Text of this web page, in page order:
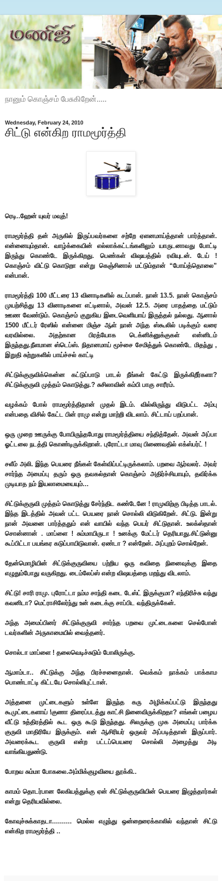
நானும் கொஞ்சம் பேசுகிறேன்.....
Wednesday, February 24, 2010
சிட்டு என்கிற ராமமூர்த்தி
ரெடி..ஹேன் யுவர் மவுத்!
ராமமூர்த்தி தன் அருகில் இருப்பவர்களை சற்றே ஏளனமாய்த்தான் பார்த்தான்.
என்னையும்தான். வாழ்க்கையின் எல்லாக்கட்டங்களிலும் யாருடனாவது போட்டி
இருந்து கொண்டே இருக்கிறது. பெண்கள் விஷயத்தில் ரவியுடன். டேய் !
கொஞ்சம் விட்டு கொடுறா என்று கெஞ்சினால் மட்டும்தான் “போய்த்தொலை”
என்பான்.
ராமமூர்த்தி 100 மீட்டரை 13 வினாடிகளில் கடப்பான். நான் 13.5. நான் கொஞ்சம்
முயற்சித்து 13 வினாடிகளை எட்டினால், அவன் 12.5. அரை பாதத்தை மட்டும்
ஊண வேண்டும். கொஞ்சம் குறுகிய இடைவெளியாய் இருத்தல் நல்லது. ஆனால்
1500 மீட்டர் ரேஸில் என்னை மிஞ்ச ஆள் நான் அந்த ஸ்கூலில் படிக்கும் வரை
வரவில்லை. அதற்கான பிரத்யோக டெக்னிக்னுக்குகள் என்னிடம்
இருந்தது.நீளமான ஸ்டெப்ஸ். நிதானமாய் மூச்சை சேமித்துக் கொண்டே மிதந்து ,
இறுதி சுற்றுகளில் பாய்ச்சல் காட்டி
சிட்டுக்குருவிக்கென்ன கட்டுப்பாடு பாடல் நீங்கள் கேட்டு இருக்கிறீர்களா?
சிட்டுக்குருவி முத்தம் கொடுத்து.? சுசிலாவின் கம்பி பாகு சாரீரம்.
வழக்கம் போல் ராமமூர்த்திதான் முதல் இடம். வில்லிருந்து விடுபட்ட அம்பு
என்பதை விசில் கேட்ட பின் ராமு என்று மாற்றி விடலாம். சிட்டாய் பறப்பான்.
ஒரு முறை ஊருக்கு போயிருந்தபோது ராமமூர்த்தியை சந்தித்தேன். அவன் அப்பா
ஓட்டலை நடத்தி கொண்டிருக்கிறான். புரோட்டா மாவு பிணைவதில் எக்ஸ்பர்ட் !
சலீம் அலி. இந்த பெயரை நீங்கள் கேள்விப்பட்டிருக்கலாம். பறவை ஆர்வலர். அவர்
சார்ந்த அமைப்பு தரும் ஒரு தவகல்தான் கொஞ்சம் அதிர்ச்சியாயும், தவிர்க்க
முடியாத நம் இயலாமையையும்...
சிட்டுக்குருவி முத்தம் கொடுத்து சேர்ந்திட கண்டேனே ! ராமுவிற்கு பிடித்த பாடல்.
இந்த இடத்தில் அவன் பட்ட பெயரை நான் சொல்லி விடுகிறேன். சிட்டு. இன்று
நான் அவனை பார்த்ததும் என் வாயில் வந்த பெயர் சிட்டுதான். உலக்ஸ்தான்
சொன்னான் . மாப்ளை ! சும்மாயிருடா ! உனக்கு மேட்டர் தெரியாது.சிட்டுன்னு
கூப்பிட்டா பயங்கர கடுப்பாயிடுவான். ஏண்டா ? என்றேன். அப்புறம் சொல்றேன்.
தேன்மொழியின் சிட்டுக்குருவியை பற்றிய ஒரு கவிதை நினைவுக்கு இதை
எழுதும்போது வருகிறது. டைம்லேப்ஸ் என்ற விஷயத்தை மறந்து விடலாம்.
சிட்டு! சாரி ராமு. புரோட்டா நம்ம சாந்தி கடை டேஸ்ட் இருக்குமா? எந்திரிச்சு வந்து
கவனிடா? மெட்ராசிலேர்ந்து உன் கடைக்கு சாப்பிட வந்திருக்கேன்.
அந்த அமைப்பினர் சிட்டுக்குருவி சார்ந்த பறவை முட்டைகளை செல்போன்
டவர்களின் அருகாமையில் வைத்தனர்.
சொல்டா மாப்ளை ! தலைவெடிச்சுடும் போலிருக்கு.
ஆமாம்டா.. சிட்டுக்கு அந்த பிரச்சனைதான். வெக்கம் நாக்கம் பாக்காம
பொண்டாட்டி கிட்டயே சொல்லிபுட்டான்.
அத்தனை முட்டைகளும் உள்ளே இருந்த கரு அழிக்கப்பட்டு இருந்தது
கூமுட்டைகளாய் !குணா திரைப்படத்து காட்சி நினைவிருக்கிறதா? எங்கள் பழைய
வீட்டு உத்திரத்தில் கூட ஒரு கூடு இருந்தது. சிலருக்கு முக அமைப்பு பார்க்க
குருவி மாதிரியே இருக்கும். என் ஆசிரியர் ஒருவர் அப்படித்தான் இருப்பார்.
அவரைக்கூட குருவி என்ற பட்டப்பெயரை சொல்லி அழைத்து அடி
வாங்கியதுண்டு.
போறவ சும்மா போகலை.அம்மிக்குழவியை தூக்கி..
காமம் தொடர்பான லேகியத்துக்கு ஏன் சிட்டுக்குருவியின் பெயரை இழுத்தார்கள்
என்று தெரியவில்லை.
கோவுச்சுக்காதடா.......... மெல்ல எழுந்து ஒன்றைரைக்காலில் வந்தான் சிட்டு
என்கிற ராமமூர்த்தி ..